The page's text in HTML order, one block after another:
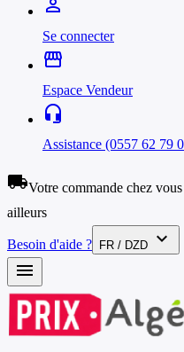
person_outline
Se connecter
storefront
Espace Vendeur
headset_mic
Assistance (0557 62 79
local_shippingVotre commande chez
ailleurs
Besoin d'aide ? FR / DZD
expand_more
menu